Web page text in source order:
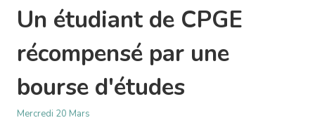
Un étudiant de CPGE
récompensé par une
bourse d'études
Mercredi 20 Mars